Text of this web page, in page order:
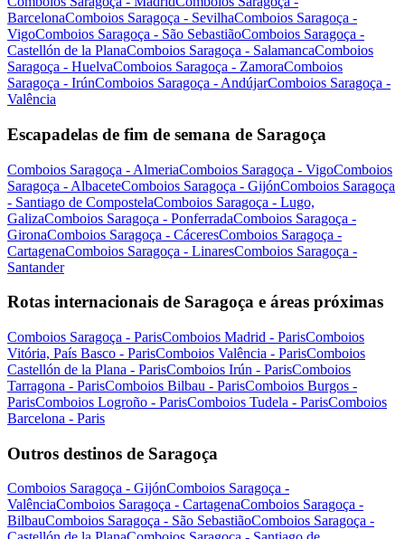
BarcelonaComboios Saragoça - SevilhaComboios Saragoça -
VigoComboios Saragoça - São SebastiãoComboios Saragoça -
Castellón de la PlanaComboios Saragoça - SalamancaComboios
Saragoça - HuelvaComboios Saragoça - ZamoraComboios
Saragoça - IrúnComboios Saragoça - AndújarComboios Saragoça -
Valência
Escapadelas de fim de semana de Saragoça
Comboios Saragoça - AlmeriaComboios Saragoça - VigoComboios
Saragoça - AlbaceteComboios Saragoça - GijónComboios Saragoça
- Santiago de CompostelaComboios Saragoça - Lugo,
GalizaComboios Saragoça - PonferradaComboios Saragoça -
GironaComboios Saragoça - CáceresComboios Saragoça -
CartagenaComboios Saragoça - LinaresComboios Saragoça -
Santander
Rotas internacionais de Saragoça e áreas próximas
Comboios Saragoça - ParisComboios Madrid - ParisComboios
Vitória, País Basco - ParisComboios Valência - ParisComboios
Castellón de la Plana - ParisComboios Irún - ParisComboios
Tarragona - ParisComboios Bilbau - ParisComboios Burgos -
ParisComboios Logroño - ParisComboios Tudela - ParisComboios
Barcelona - Paris
Outros destinos de Saragoça
Comboios Saragoça - GijónComboios Saragoça -
ValênciaComboios Saragoça - CartagenaComboios Saragoça -
BilbauComboios Saragoça - São SebastiãoComboios Saragoça -